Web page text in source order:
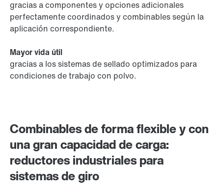
Combinables de forma flexible y con
una gran capacidad de carga:
reductores industriales para
sistemas de giro
gracias a componentes y opciones adicionales
perfectamente coordinados y combinables según la
aplicación correspondiente.
Mayor vida útil
gracias a los sistemas de sellado optimizados para
condiciones de trabajo con polvo.